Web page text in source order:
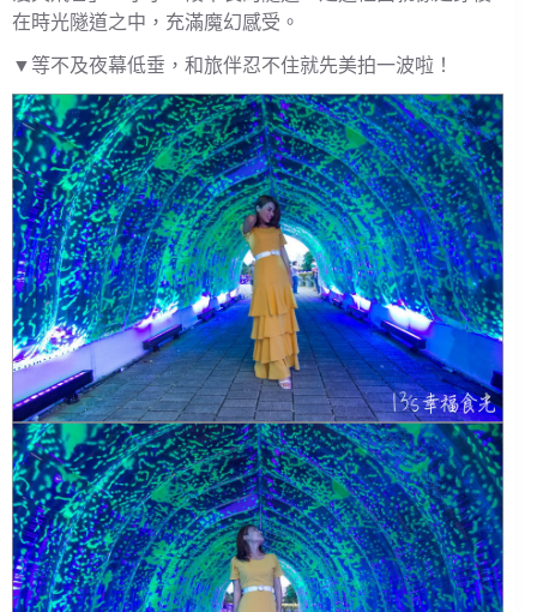
在時光隧道之中，充滿魔幻感受。
▼等不及夜幕低垂，和旅伴忍不住就先美拍一波啦！